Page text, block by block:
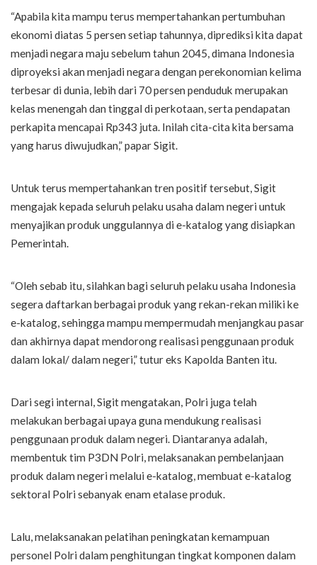
“Apabila kita mampu terus mempertahankan pertumbuhan
ekonomi diatas 5 persen setiap tahunnya, diprediksi kita dapat
menjadi negara maju sebelum tahun 2045, dimana Indonesia
diproyeksi akan menjadi negara dengan perekonomian kelima
terbesar di dunia, lebih dari 70 persen penduduk merupakan
kelas menengah dan tinggal di perkotaan, serta pendapatan
perkapita mencapai Rp343 juta. Inilah cita-cita kita bersama
yang harus diwujudkan,” papar Sigit.
Untuk terus mempertahankan tren positif tersebut, Sigit
mengajak kepada seluruh pelaku usaha dalam negeri untuk
menyajikan produk unggulannya di e-katalog yang disiapkan
Pemerintah.
“Oleh sebab itu, silahkan bagi seluruh pelaku usaha Indonesia
segera daftarkan berbagai produk yang rekan-rekan miliki ke
e-katalog, sehingga mampu mempermudah menjangkau pasar
dan akhirnya dapat mendorong realisasi penggunaan produk
dalam lokal/ dalam negeri,” tutur eks Kapolda Banten itu.
Dari segi internal, Sigit mengatakan, Polri juga telah
melakukan berbagai upaya guna mendukung realisasi
penggunaan produk dalam negeri. Diantaranya adalah,
membentuk tim P3DN Polri, melaksanakan pembelanjaan
produk dalam negeri melalui e-katalog, membuat e-katalog
sektoral Polri sebanyak enam etalase produk.
Lalu, melaksanakan pelatihan peningkatan kemampuan
personel Polri dalam penghitungan tingkat komponen dalam